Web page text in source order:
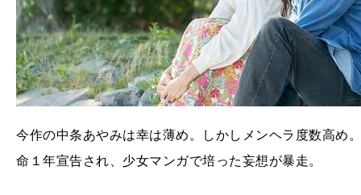
今作の中条あやみは幸は薄め。しかしメンヘラ度数高め
命１年宣告され、少女マンガで培った妄想が暴走。